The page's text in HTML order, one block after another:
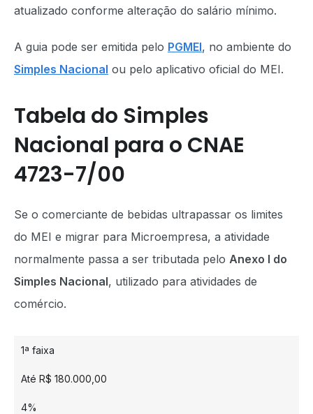
atualizado conforme alteração do salário mínimo.
A guia pode ser emitida pelo PGMEI, no ambiente do
Simples Nacional ou pelo aplicativo oficial do MEI.
Tabela do Simples
Nacional para o CNAE
4723-7/00
Se o comerciante de bebidas ultrapassar os limites
do MEI e migrar para Microempresa, a atividade
normalmente passa a ser tributada pelo Anexo I do
Simples Nacional, utilizado para atividades de
comércio.
1ª faixa
Até R$ 180.000,00
4%